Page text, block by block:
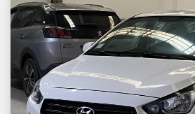
Previous